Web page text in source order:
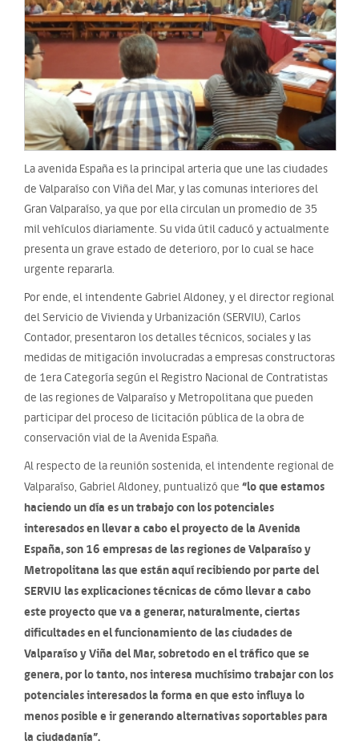
La avenida España es la principal arteria que une las ciudades
de Valparaíso con Viña del Mar, y las comunas interiores del
Gran Valparaíso, ya que por ella circulan un promedio de 35
mil vehículos diariamente. Su vida útil caducó y actualmente
presenta un grave estado de deterioro, por lo cual se hace
urgente repararla.
Por ende, el intendente Gabriel Aldoney, y el director regional
del Servicio de Vivienda y Urbanización (SERVIU), Carlos
Contador, presentaron los detalles técnicos, sociales y las
medidas de mitigación involucradas a empresas constructoras
de 1era Categoría según el Registro Nacional de Contratistas
de las regiones de Valparaíso y Metropolitana que pueden
participar del proceso de licitación pública de la obra de
conservación vial de la Avenida España.
Al respecto de la reunión sostenida, el intendente regional de
Valparaíso, Gabriel Aldoney, puntualizó que “lo que estamos
haciendo un día es un trabajo con los potenciales
interesados en llevar a cabo el proyecto de la Avenida
España, son 16 empresas de las regiones de Valparaíso y
Metropolitana las que están aquí recibiendo por parte del
SERVIU las explicaciones técnicas de cómo llevar a cabo
este proyecto que va a generar, naturalmente, ciertas
dificultades en el funcionamiento de las ciudades de
Valparaíso y Viña del Mar, sobretodo en el tráfico que se
genera, por lo tanto, nos interesa muchísimo trabajar con los
potenciales interesados la forma en que esto influya lo
menos posible e ir generando alternativas soportables para
la ciudadanía”.